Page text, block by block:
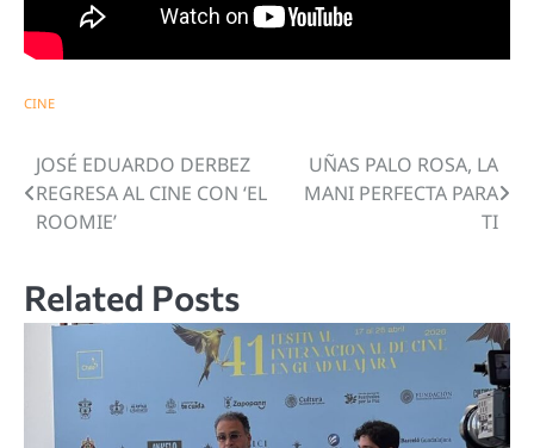
CINE
Navegación
de
JOSÉ EDUARDO DERBEZ
REGRESA AL CINE CON ‘EL
ROOMIE’
UÑAS PALO ROSA, LA
MANI PERFECTA PARA
TI
Related Posts